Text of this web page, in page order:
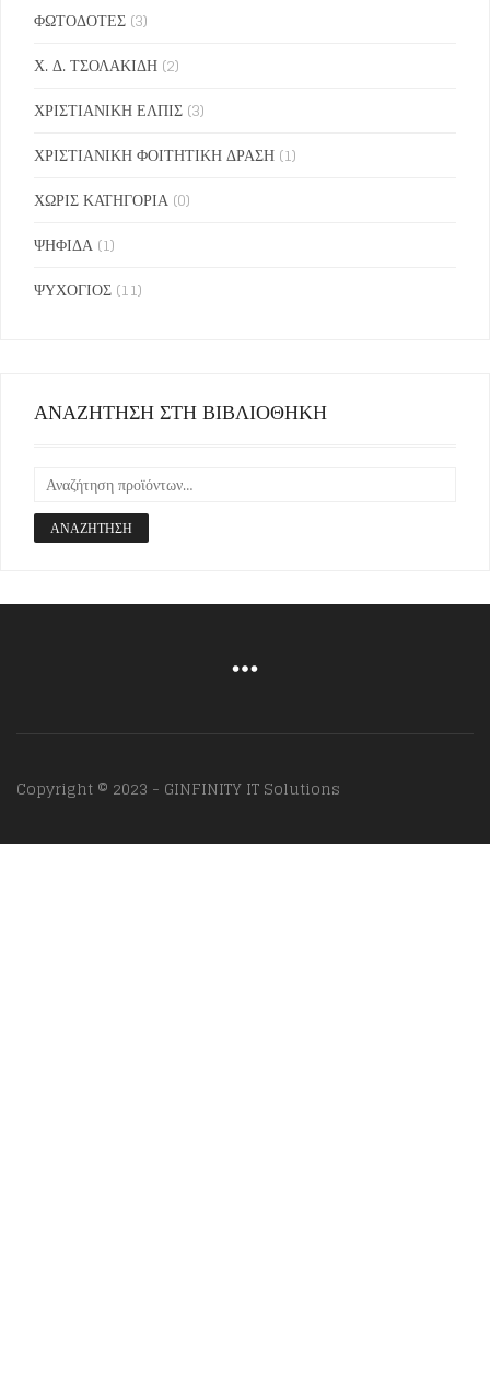
ΦΩΤΟΔΟΤΕΣ (3)
Χ. Δ. ΤΣΟΛΑΚΙΔΗ (2)
ΧΡΙΣΤΙΑΝΙΚΗ ΕΛΠΙΣ (3)
ΧΡΙΣΤΙΑΝΙΚΗ ΦΟΙΤΗΤΙΚΗ ΔΡΑΣΗ (1)
ΧΩΡΙΣ ΚΑΤΗΓΟΡΙΑ (0)
ΨΗΦΙΔΑ (1)
ΨΥΧΟΓΙΟΣ (11)
ΑΝΑΖΗΤΗΣΗ ΣΤΗ ΒΙΒΛΙΟΘΗΚΗ
ΑΝΑΖΉΤΗΣΗ
Copyright © 2023 - GINFINITY IT Solutions